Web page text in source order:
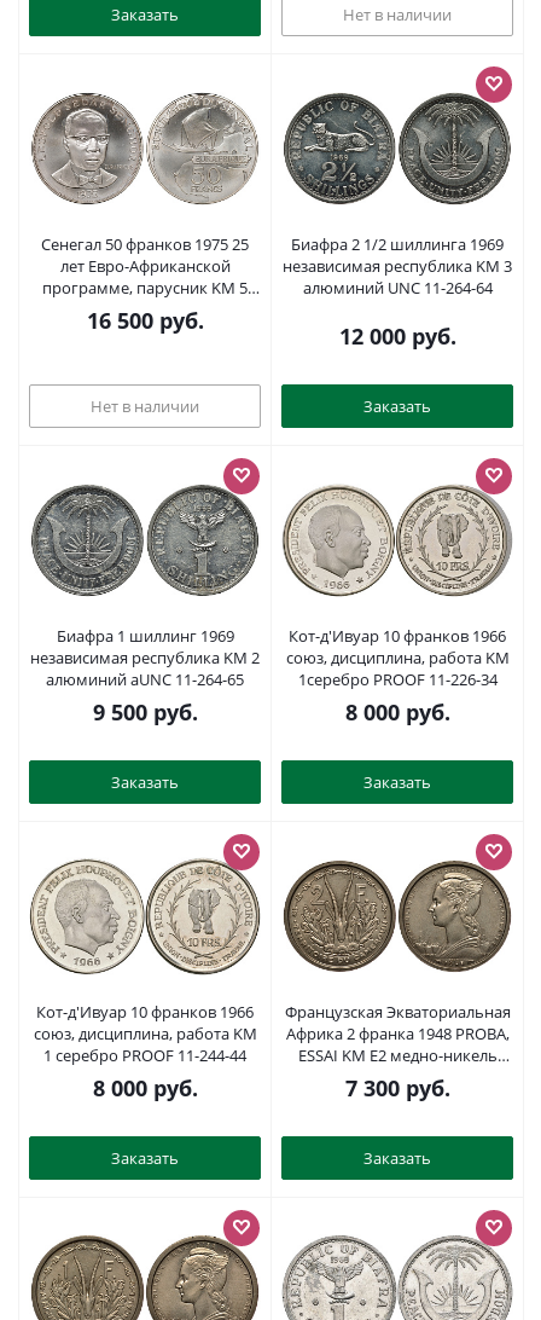
Заказать Нет в наличии
Сенегал 50 франков 1975 25
лет Евро-Африканской
программе, парусник KM 5
серебро UNC 00-801-19
16 500руб.
Нет в наличии
Биафра 2 1/2 шиллинга 1969
независимая республика KM 3
алюминий UNC 11-264-64
12 000руб.
Заказать
Биафра 1 шиллинг 1969
независимая республика KM 2
алюминий aUNC 11-264-65
9 500руб.
Заказать
Кот-д'Ивуар 10 франков 1966
союз, дисциплина, работа KM
1серебро PROOF 11-226-34
8 000руб.
Заказать
Кот-д'Ивуар 10 франков 1966
союз, дисциплина, работа KM
1 серебро PROOF 11-244-44
8 000руб.
Заказать
Французская Экваториальная
Африка 2 франка 1948 PROBA,
ESSAI KM E2 медно-никель
UNC 5010-731
7 300руб.
Заказать